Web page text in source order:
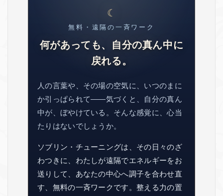
無料・遠隔の一斉ワーク
何があっても、自分の真ん中に
戻れる。
人の言葉や、その場の空気に、いつのまに
か引っぱられて——気づくと、自分の真ん
中が、ぼやけている。そんな感覚に、心当
たりはないでしょうか。
ソブリン・チューニングは、その日々のざ
わつきに、わたしが遠隔でエネルギーをお
送りして、あなたの中心へ調子を合わせ直
す、無料の一斉ワークです。整える力の置